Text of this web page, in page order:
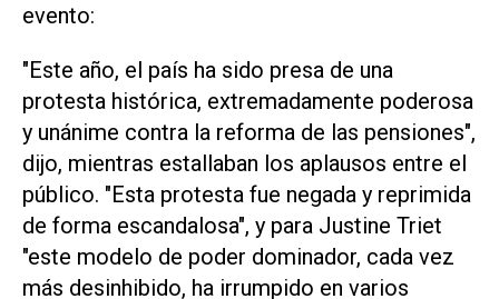
evento:
"Este año, el país ha sido presa de una
protesta histórica, extremadamente poderosa
y unánime contra la reforma de las pensiones",
dijo, mientras estallaban los aplausos entre el
público. "Esta protesta fue negada y reprimida
de forma escandalosa", y para Justine Triet
"este modelo de poder dominador, cada vez
más desinhibido, ha irrumpido en varios